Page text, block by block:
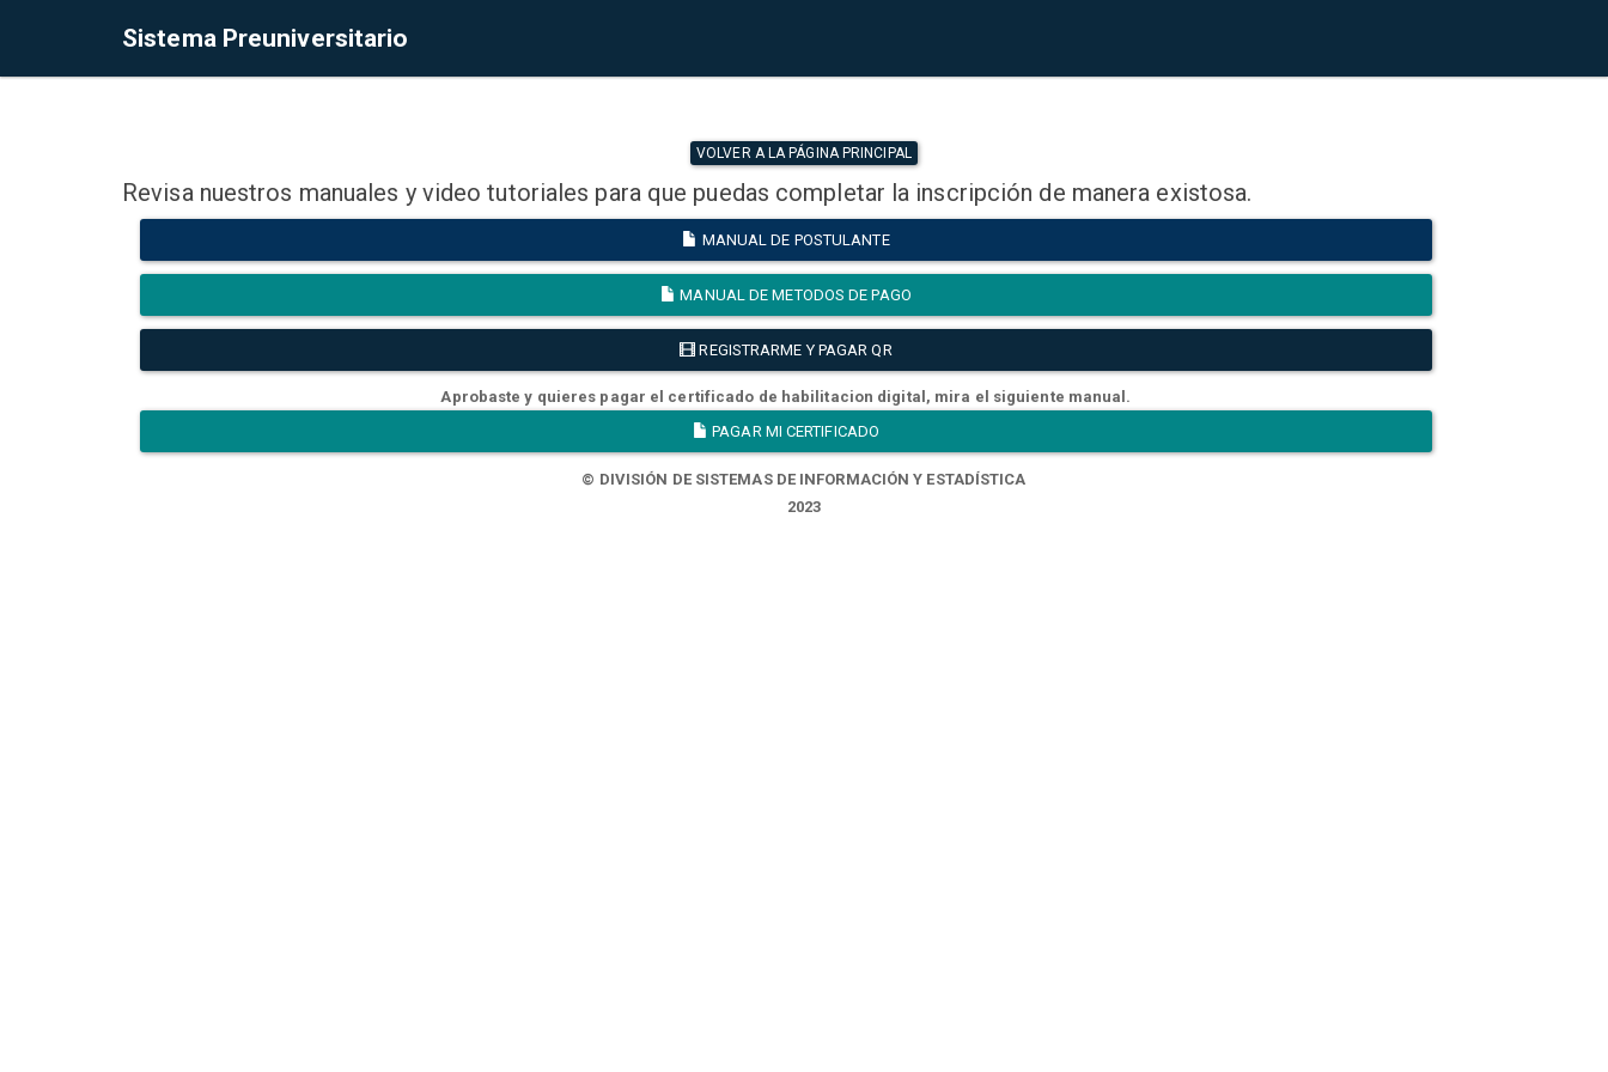
Sistema Preuniversitario
VOLVER A LA PÁGINA PRINCIPAL
Revisa nuestros manuales y video tutoriales para que puedas completar la inscripción de manera existosa.
MANUAL DE POSTULANTE
MANUAL DE METODOS DE PAGO
REGISTRARME Y PAGAR QR
Aprobaste y quieres pagar el certificado de habilitacion digital, mira el siguiente manual.
PAGAR MI CERTIFICADO
© DIVISIÓN DE SISTEMAS DE INFORMACIÓN Y ESTADÍSTICA
2023